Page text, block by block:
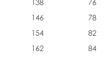
138 76
146 78
154 82
162 84